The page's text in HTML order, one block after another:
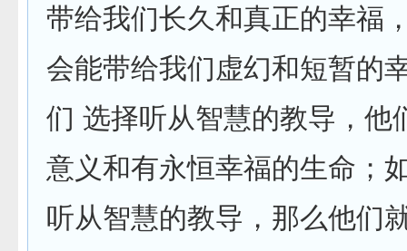
带给我们长久和真正的幸福
会能带给我们虚幻和短暂的
们 选择听从智慧的教导，他
意义和有永恒幸福的生命；
听从智慧的教导，那么他们